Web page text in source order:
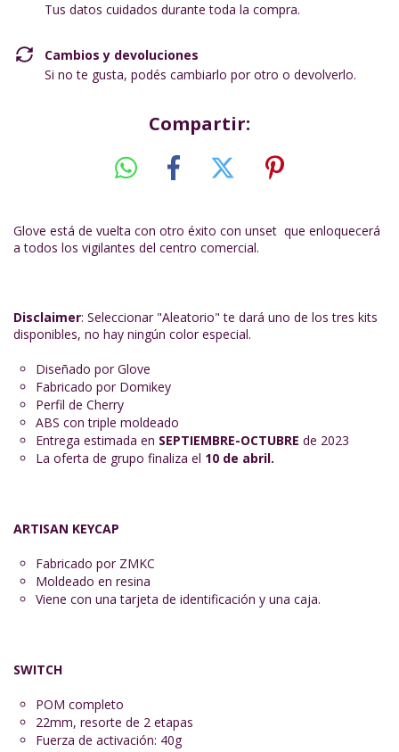
Tus datos cuidados durante toda la compra.
Cambios y devoluciones
Si no te gusta, podés cambiarlo por otro o devolverlo.
Compartir:
Glove está de vuelta con otro éxito con unset que enloquecerá
a todos los vigilantes del centro comercial.
Disclaimer: Seleccionar "Aleatorio" te dará uno de los tres kits
disponibles, no hay ningún color especial.
Diseñado por Glove
Fabricado por Domikey
Perfil de Cherry
ABS con triple moldeado
Entrega estimada en SEPTIEMBRE-OCTUBRE de 2023
La oferta de grupo finaliza el 10 de abril.
ARTISAN KEYCAP
Fabricado por ZMKC
Moldeado en resina
Viene con una tarjeta de identificación y una caja.
SWITCH
POM completo
22mm, resorte de 2 etapas
Fuerza de activación: 40g